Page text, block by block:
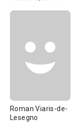
Roman Viaris-de-
Lesegno